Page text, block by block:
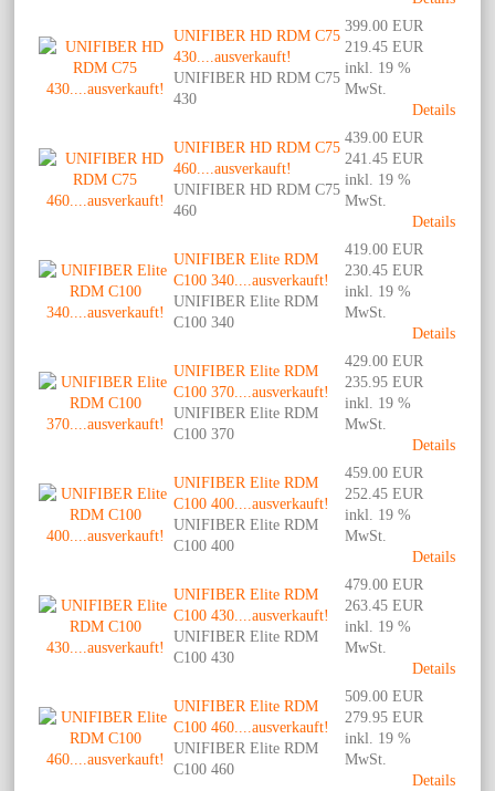
UNIFIBER HD RDM C75
430....ausverkauft!
UNIFIBER HD RDM C75
430
399.00 EUR
219.45 EUR
inkl. 19 %
MwSt.
Details
UNIFIBER HD RDM C75
460....ausverkauft!
UNIFIBER HD RDM C75
460
439.00 EUR
241.45 EUR
inkl. 19 %
MwSt.
Details
UNIFIBER Elite RDM
C100 340....ausverkauft!
UNIFIBER Elite RDM
C100 340
419.00 EUR
230.45 EUR
inkl. 19 %
MwSt.
Details
UNIFIBER Elite RDM
C100 370....ausverkauft!
UNIFIBER Elite RDM
C100 370
429.00 EUR
235.95 EUR
inkl. 19 %
MwSt.
Details
UNIFIBER Elite RDM
C100 400....ausverkauft!
UNIFIBER Elite RDM
C100 400
459.00 EUR
252.45 EUR
inkl. 19 %
MwSt.
Details
UNIFIBER Elite RDM
C100 430....ausverkauft!
UNIFIBER Elite RDM
C100 430
479.00 EUR
263.45 EUR
inkl. 19 %
MwSt.
Details
UNIFIBER Elite RDM
C100 460....ausverkauft!
UNIFIBER Elite RDM
C100 460
509.00 EUR
279.95 EUR
inkl. 19 %
MwSt.
Details